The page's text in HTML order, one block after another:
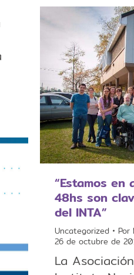
“Estamos en
48hs son
del INTA”
Uncategorized Por
26 de octubre de
La